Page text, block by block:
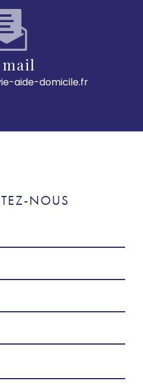
aide-domicile.fr
NOUS